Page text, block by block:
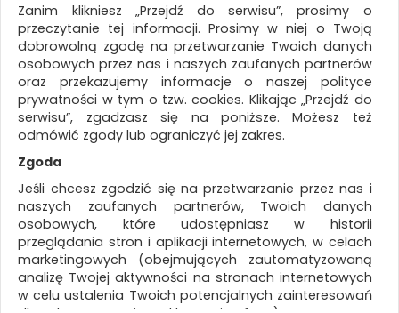
KATEGORIE
WSZYSTKIE KATEGORIE
FILTRY
Więcej
REKLAMA
AKTUALNOŚCI
Wyniki wyszukiwania
NIE ZNALEZIONO PRODUKTÓW
Nie odnaleziono produktów wg przyjętych kryteriów
Zanim klikniesz „Przejdź do serwisu”, prosimy o
przeczytanie tej informacji. Prosimy w niej o Twoją
dobrowolną zgodę na przetwarzanie Twoich danych
osobowych przez nas i naszych zaufanych partnerów
oraz przekazujemy informacje o naszej polityce
prywatności w tym o tzw. cookies. Klikając „Przejdź do
serwisu”, zgadzasz się na poniższe. Możesz też
odmówić zgody lub ograniczyć jej zakres.
Zgoda
Jeśli chcesz zgodzić się na przetwarzanie przez nas i
naszych zaufanych partnerów, Twoich danych
osobowych, które udostępniasz w historii
przeglądania stron i aplikacji internetowych, w celach
marketingowych (obejmujących zautomatyzowaną
analizę Twojej aktywności na stronach internetowych
w celu ustalenia Twoich potencjalnych zainteresowań